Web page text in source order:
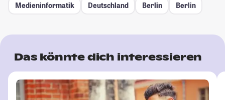
Medieninformatik
Deutschland Berlin Berlin
Das könnte dich interessieren